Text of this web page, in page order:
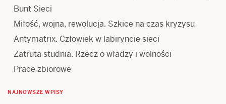
Bunt Sieci
Miłość, wojna, rewolucja. Szkice na czas kryzysu
Antymatrix. Człowiek w labiryncie sieci
Zatruta studnia. Rzecz o władzy i wolności
Prace zbiorowe
NAJNOWSZE WPISY